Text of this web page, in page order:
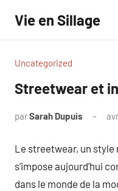
contenu
Vie en Sillage
Uncategorized
Streetwear et
parSarah Dupuis
Le streetwear, un style
s’impose aujourd’hui
dans le monde de la